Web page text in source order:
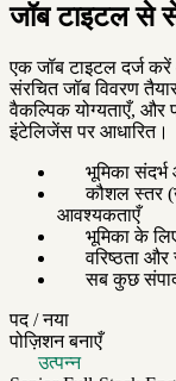
जॉब टाइटल से
एक जॉब टाइटल दर्ज
संरचित जॉब विवरण
वैकल्पिक योग्यताएँ, और
इंटेलिजेंस पर आधारित।
भूमिका संदर्भ
कौशल स्तर
आवश्यकताएँ
भूमिका के
वरिष्ठता
सब कुछ
पद / नया
पोज़िशन बनाएँ
उत्पन्न